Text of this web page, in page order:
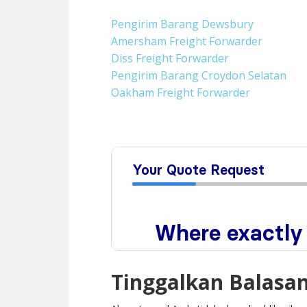
Pengirim Barang Dewsbury
Amersham Freight Forwarder
Diss Freight Forwarder
Pengirim Barang Croydon Selatan
Oakham Freight Forwarder
Tinggalkan